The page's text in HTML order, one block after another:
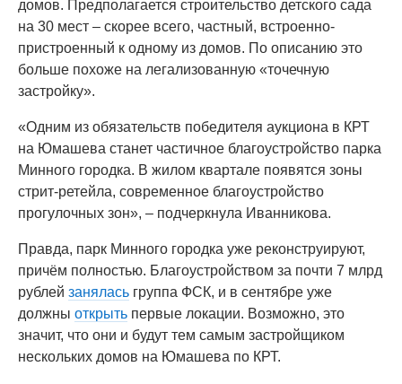
домов. Предполагается строительство детского сада
на 30 мест – скорее всего, частный, встроенно-
пристроенный к одному из домов. По описанию это
больше похоже на легализованную «точечную
застройку».
«Одним из обязательств победителя аукциона в КРТ
на Юмашева станет частичное благоустройство парка
Минного городка. В жилом квартале появятся зоны
стрит-ретейла, современное благоустройство
прогулочных зон», – подчеркнула Иванникова.
Правда, парк Минного городка уже реконструируют,
причём полностью. Благоустройством за почти 7 млрд
рублей занялась группа ФСК, и в сентябре уже
должны открыть первые локации. Возможно, это
значит, что они и будут тем самым застройщиком
нескольких домов на Юмашева по КРТ.